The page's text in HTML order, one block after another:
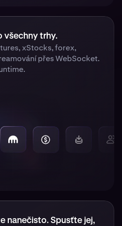
všechny trhy.
xStocks, forex,
přes WebSocket.
nanečisto. Spusťte jej,